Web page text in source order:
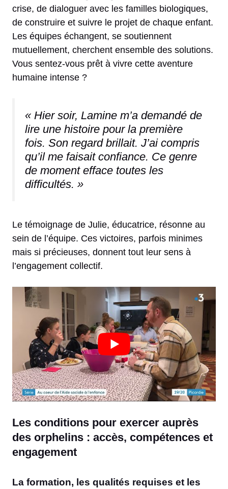
crise, de dialoguer avec les familles biologiques,
de construire et suivre le projet de chaque enfant.
Les équipes échangent, se soutiennent
mutuellement, cherchent ensemble des solutions.
Vous sentez-vous prêt à vivre cette aventure
humaine intense ?
« Hier soir, Lamine m’a demandé de
lire une histoire pour la première
fois. Son regard brillait. J’ai compris
qu’il me faisait confiance. Ce genre
de moment efface toutes les
difficultés. »
Le témoignage de Julie, éducatrice, résonne au
sein de l’équipe. Ces victoires, parfois minimes
mais si précieuses, donnent tout leur sens à
l’engagement collectif.
Les conditions pour exercer auprès
des orphelins : accès, compétences et
engagement
La formation, les qualités requises et les